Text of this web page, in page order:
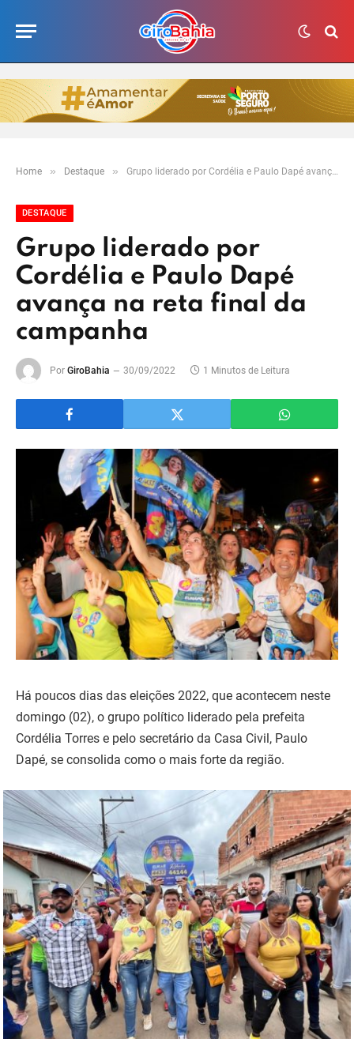
Home » Destaque » Grupo liderado por Cordélia e Paulo Dapé avança na reta final da campanha
DESTAQUE
Grupo liderado por
Cordélia e Paulo Dapé
avança na reta final da
campanha
Por GiroBahia 30/09/2022 1 Minutos de Leitura
Há poucos dias das eleições 2022, que acontecem neste
domingo (02), o grupo político liderado pela prefeita
Cordélia Torres e pelo secretário da Casa Civil, Paulo
Dapé, se consolida como o mais forte da região.